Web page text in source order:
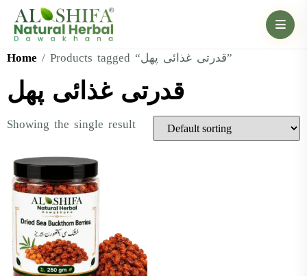
Home / Products tagged “قدرتی غذائی پھل”
قدرتی غذائی پھل
Showing the single result